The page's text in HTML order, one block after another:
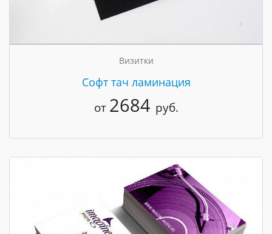
Визитки
Cофт тач ламинация
от 2684 руб.